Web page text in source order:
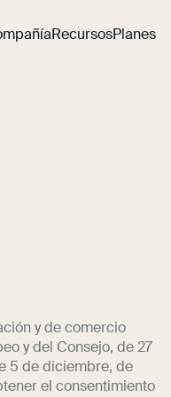
RecursosPlanes
y de comercio
y del Consejo, de 27
5 de diciembre, de
el consentimiento